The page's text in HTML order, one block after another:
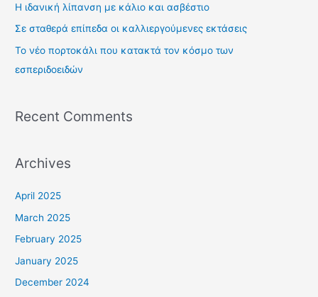
o
r
:
Η ιδανική λίπανση με κάλιο και ασβέστιο
Σε σταθερά επίπεδα οι καλλιεργούμενες εκτάσεις
Το νέο πορτοκάλι που κατακτά τον κόσμο των
εσπεριδοειδών
Recent Comments
Archives
April 2025
March 2025
February 2025
January 2025
December 2024